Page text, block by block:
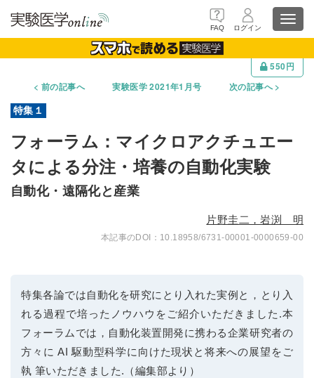
FAQ ログイン
550円
前の記事へ
実験医学 2021年1月号 次の記事へ
フォーラム：マイクロアクチュエー
タによる分注・培養の自動化実験
自動化・遠隔化と産業
片野圭二，岩渕 明
10.18958/6731-00001-0000659-00
特集各論では自動化を研究にとり入れた実例と，とり入
れる過程で培ったノウハウをご紹介いただきました.本
フォーラムでは，自動化装置開発に携わる企業研究者の
方々に AI 駆動型科学に向けた現状と将来への展望をご
執 筆いただきました.（編集部より）